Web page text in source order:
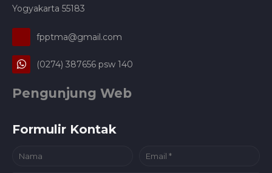
Yogyakarta 55183
fpptma@gmail.com
(0274) 387656 psw 140
Pengunjung Web
Formulir Kontak